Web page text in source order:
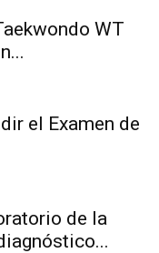
WT
el Examen de
de la